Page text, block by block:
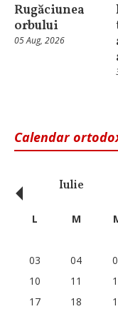
Rugăciunea
orbului
05 Aug, 2026
Calendar
Iulie
‹ L M
03
04
10
11
17
18